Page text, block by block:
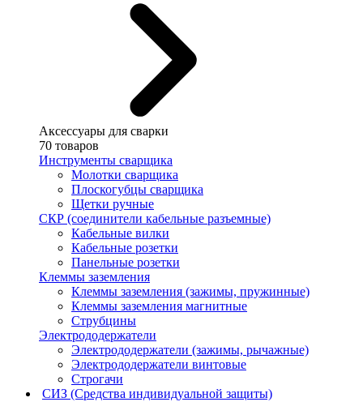
Аксессуары для сварки
70 товаров
Инструменты сварщика
Молотки сварщика
Плоскогубцы сварщика
Щетки ручные
СКР (соединители кабельные разъемные)
Кабельные вилки
Кабельные розетки
Панельные розетки
Клеммы заземления
Клеммы заземления (зажимы, пружинные)
Клеммы заземления магнитные
Струбцины
Электрододержатели
Электрододержатели (зажимы, рычажные)
Электрододержатели винтовые
Строгачи
СИЗ (Средства индивидуальной защиты)